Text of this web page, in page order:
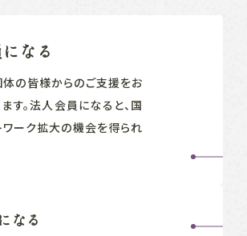
なる
の皆様からのご支援をお
す。法人会員になると、国
ワーク拡大の機会を得られ
なる